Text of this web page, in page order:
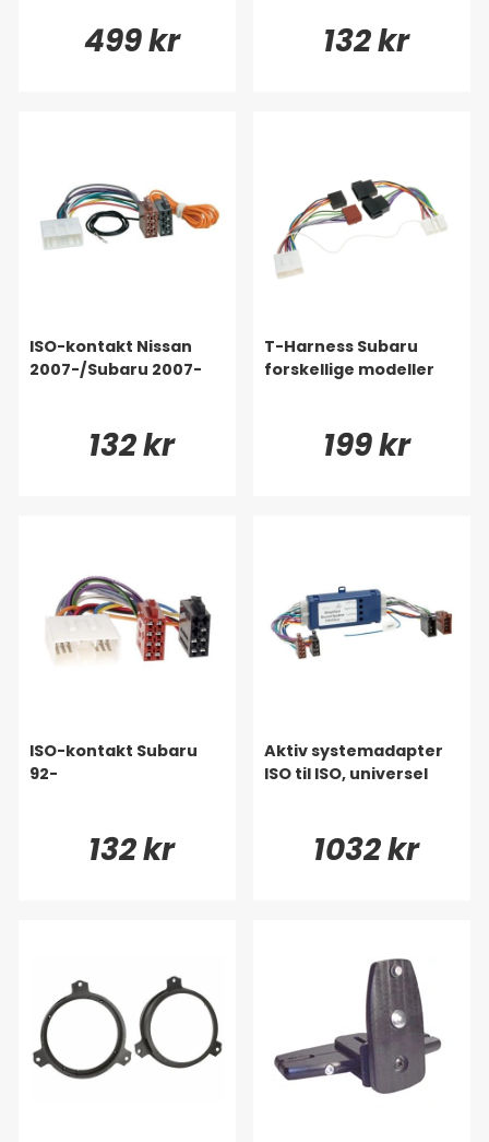
499 kr 132 kr
ISO-kontakt Nissan
2007-/Subaru 2007-
132 kr
T-Harness Subaru
forskellige modeller
199 kr
ISO-kontakt Subaru
92-
132 kr
Aktiv systemadapter
ISO til ISO, universel
1032 kr